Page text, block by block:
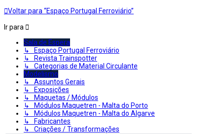
Voltar para “Espaço Portugal Ferroviário”
Ir para
Sala de Espera
↳ Espaço Portugal Ferroviário
↳ Revista Trainspotter
↳ Categorias de Material Circulante
Modelismo
↳ Assuntos Gerais
↳ Exposições
↳ Maquetas / Módulos
↳ Módulos Maquetren - Malta do Porto
↳ Módulos Maquetren - Malta do Algarve
↳ Fabricantes
↳ Criações / Transformações